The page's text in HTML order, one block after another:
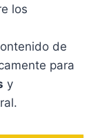
los
de
para
y